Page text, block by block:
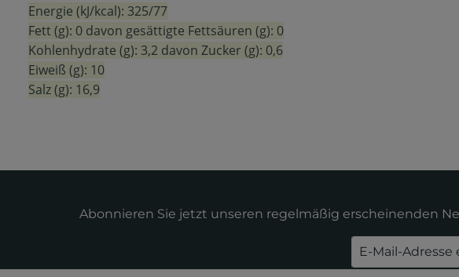
Energie (kJ/kcal): 325/77
Fett (g): 0 davon gesättigte Fettsäuren (g): 0
Kohlenhydrate (g): 3,2 davon Zucker (g): 0,6
Eiweiß (g): 10
Salz (g): 16,9
Abonnieren Sie jetzt unseren regelmäßig erscheinenden